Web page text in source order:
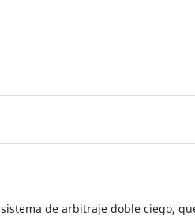
de arbitraje doble ciego,